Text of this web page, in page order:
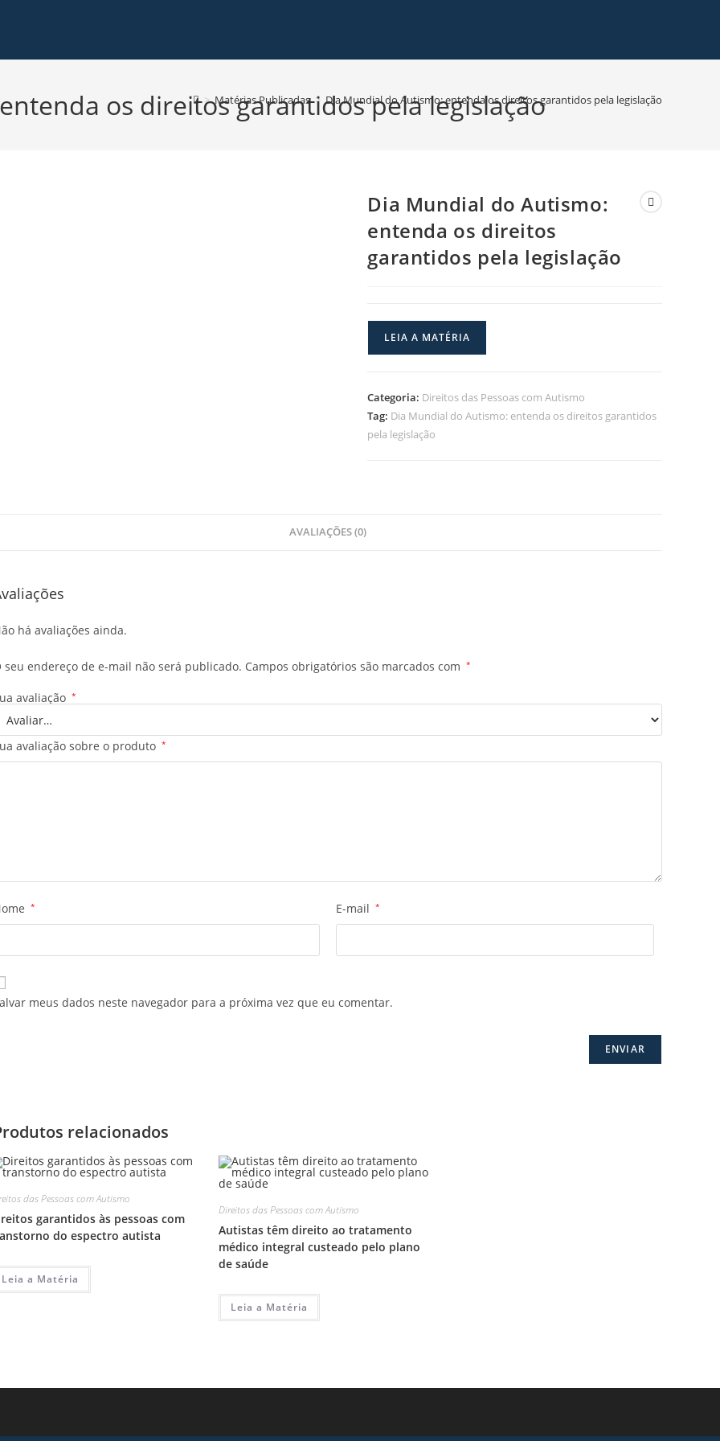
os direitos garantidos pela legislação
> Matérias Publicadas > Dia Mundial do Autismo: entenda os direitos garantidos pela legislação
Dia Mundial do Autismo:
entenda os direitos
garantidos pela legislação
LEIA A MATÉRIA
Categoria: Direitos das Pessoas com Autismo
Tag: Dia Mundial do Autismo: entenda os direitos garantidos
pela legislação
AVALIAÇÕES (0)
há avaliações ainda.
seu endereço de e-mail não será publicado. Campos obrigatórios são marcados com *
avaliação *
avaliação sobre o produto *
* E-mail *
meus dados neste navegador para a próxima vez que eu comentar.
relacionados
das Pessoas com Autismo
garantidos às pessoas com
do espectro autista
Leia a Matéria
Direitos das Pessoas com Autismo
Autistas têm direito ao tratamento
médico integral custeado pelo plano
de saúde
Leia a Matéria